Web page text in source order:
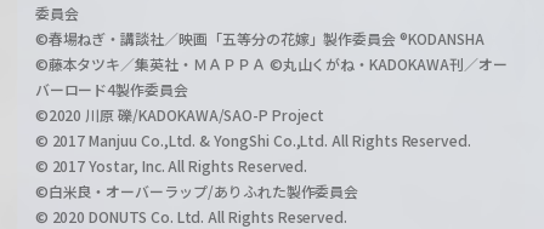
委員会
©春場ねぎ・講談社／映画「五等分の花嫁」製作委員会 ®KODANSHA
©藤本タツキ／集英社・ＭＡＰＰＡ ©丸山くがね・KADOKAWA刊／オー
バーロード4製作委員会
©2020 川原 礫/KADOKAWA/SAO-P Project
© 2017 Manjuu Co.,Ltd. & YongShi Co.,Ltd. All Rights Reserved.
© 2017 Yostar, Inc. All Rights Reserved.
©白米良・オーバーラップ/ありふれた製作委員会
© 2020 DONUTS Co. Ltd. All Rights Reserved.